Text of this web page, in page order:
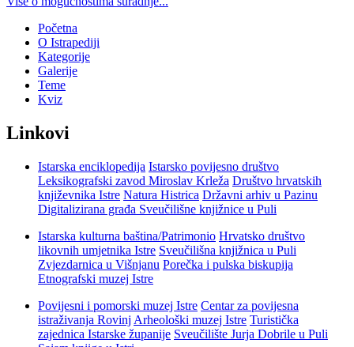
Početna
O Istrapediji
Kategorije
Galerije
Teme
Kviz
Linkovi
Istarska enciklopedija Istarsko povijesno društvo
Leksikografski zavod Miroslav Krleža Društvo hrvatskih
književnika Istre Natura Histrica Državni arhiv u Pazinu
Digitalizirana građa Sveučilišne knjižnice u Puli
Istarska kulturna baština/Patrimonio Hrvatsko društvo
likovnih umjetnika Istre Sveučilišna knjižnica u Puli
Zvjezdarnica u Višnjanu Porečka i pulska biskupija
Etnografski muzej Istre
Povijesni i pomorski muzej Istre Centar za povijesna
istraživanja Rovinj Arheološki muzej Istre Turistička
zajednica Istarske županije Sveučilište Jurja Dobrile u Puli